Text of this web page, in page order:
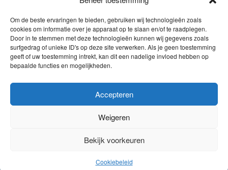
Om de beste ervaringen te bieden, gebruiken wij technologieën zoals
cookies om informatie over je apparaat op te slaan en/of te raadplegen.
Door in te stemmen met deze technologieën kunnen wij gegevens zoals
surfgedrag of unieke ID's op deze site verwerken. Als je geen toestemming
geeft of uw toestemming intrekt, kan dit een nadelige invloed hebben op
bepaalde functies en mogelijkheden.
Accepteren
Weigeren
Bekijk voorkeuren
Cookiebeleid
Tel +32 (0)2-266.13.13
LDA@LDA.be
BTW: BE0405.895.609
IBAN: KBC / BE51 7340 2410 9862
BIC: KBC / KREDBEBB
Wettelijke-disclaimer
verkoopsvoorwaarden
© LDA Belgium, all rights reserved.